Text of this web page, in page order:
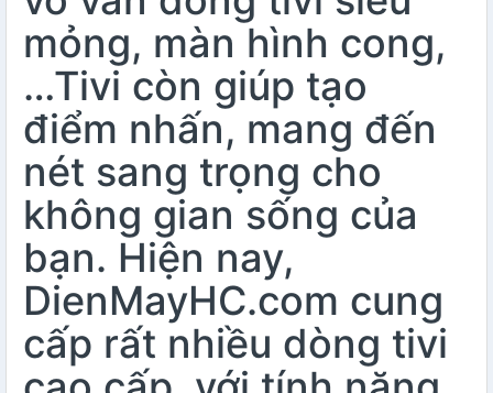
mỏng, màn hình cong,
…Tivi còn giúp tạo
điểm nhấn, mang đến
nét sang trọng cho
không gian sống của
bạn. Hiện nay,
DienMayHC.com cung
cấp rất nhiều dòng tivi